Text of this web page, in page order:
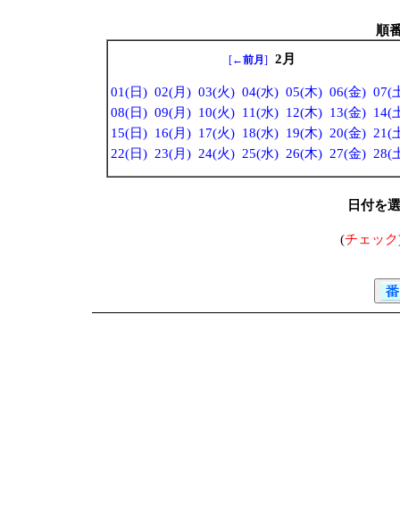
順
[←前月 ] 2月
01(日) 02(月) 03(火) 04(水) 05(木) 06(金) 07(
08(日) 09(月) 10(火) 11(水) 12(木) 13(金) 14(
15(日) 16(月) 17(火) 18(水) 19(木) 20(金) 21(
22(日) 23(月) 24(火) 25(水) 26(木) 27(金) 28(
日付を
(チェック